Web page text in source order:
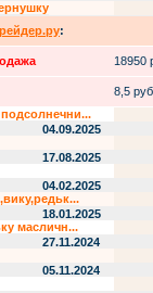
:
18950
8,5
04.09.2025
17.08.2025
04.02.2025
18.01.2025
масличн...
27.11.2024
05.11.2024